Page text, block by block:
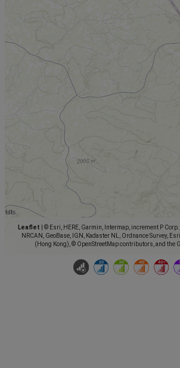
Leaflet
© Esri, HERE, Garmin, Intermap, increment P Corp.,
NRCAN, GeoBase, IGN, Kadaster NL, Ordnance Survey,
(Hong Kong), © OpenStreetMap contributors, and the